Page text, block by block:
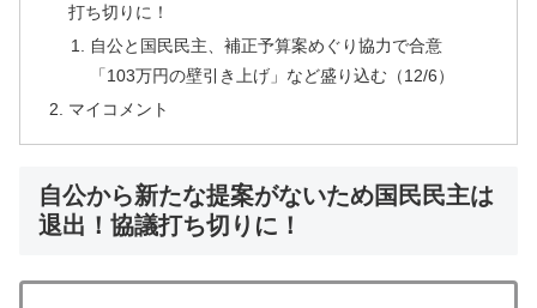
打ち切りに！
自公と国民民主、補正予算案めぐり協力で合意
「103万円の壁引き上げ」など盛り込む（12/6）
マイコメント
自公から新たな提案がないため国民民主は
退出！協議打ち切りに！